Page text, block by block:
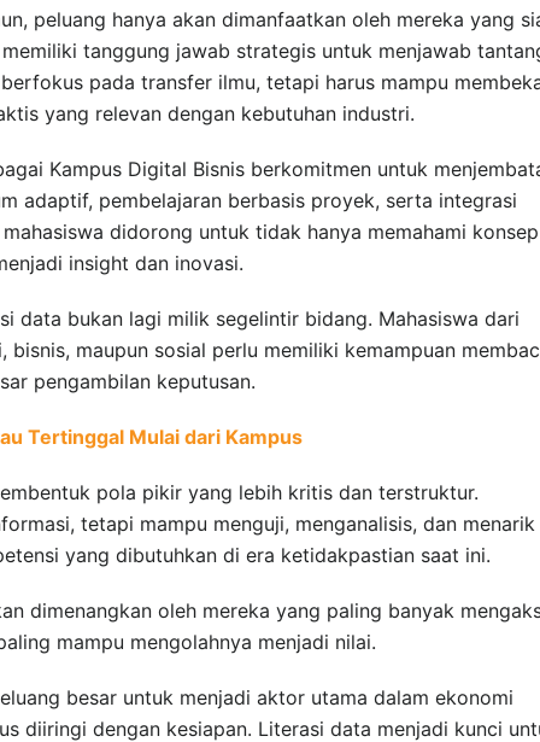
peluang hanya akan dimanfaatkan oleh mereka yang
tanggung jawab strategis untuk menjawab
pada transfer ilmu, tetapi harus mampu
yang relevan dengan kebutuhan industri.
Kampus Digital Bisnis berkomitmen untuk
adaptif, pembelajaran berbasis proyek, serta integrasi
didorong untuk tidak hanya memahami
insight dan inovasi.
data bukan lagi milik segelintir bidang. Mahasiswa dari
maupun sosial perlu memiliki kemampuan
pengambilan keputusan.
Tertinggal Mulai dari Kampus
pola pikir yang lebih kritis dan terstruktur.
tetapi mampu menguji, menganalisis, dan menarik
yang dibutuhkan di era ketidakpastian saat ini.
dimenangkan oleh mereka yang paling banyak
mampu mengolahnya menjadi nilai.
besar untuk menjadi aktor utama dalam ekonomi
diiringi dengan kesiapan. Literasi data menjadi kunci